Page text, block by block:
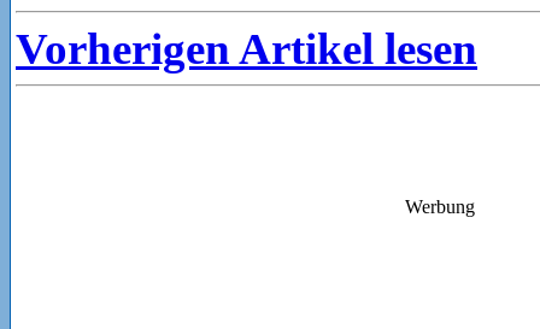
Vorherigen Artikel lesen
Werbung